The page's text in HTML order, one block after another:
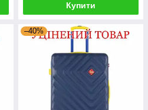
Купити
–40%